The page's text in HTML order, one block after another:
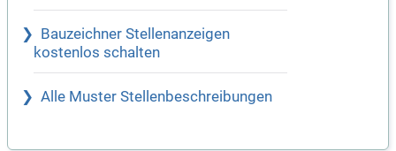
Bauzeichner Stellenanzeigen
kostenlos schalten
Alle Muster Stellenbeschreibungen